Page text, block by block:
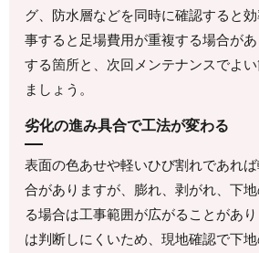
グ、防水層などを同時に確認すると
事すると足場費用が重複する場合が
する箇所と、次回メンテナンスでよ
ましょう。
劣化の進み具合で工法が変わる
表面の色あせや軽いひび割れであれ
合がありますが、膨れ、剥がれ、下
る場合は工事範囲が広がることがあ
は判断しにくいため、現地確認で下